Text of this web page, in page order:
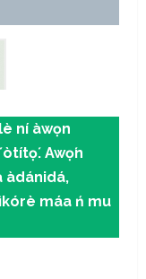
ní àwọn
Awọ́n
àdánidá,
máa ń mu